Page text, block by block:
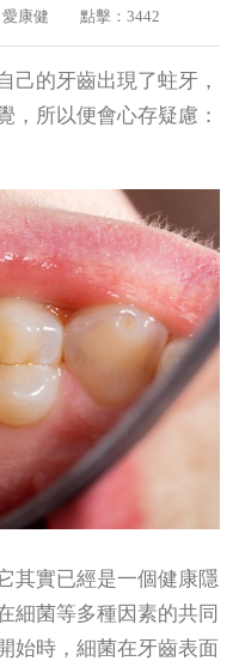
康健 點擊：3442
的牙齒出現了蛀牙，
，所以便會心存疑慮：
實已經是一個健康隱
細菌等多種因素的共同
始時，細菌在牙齒表面